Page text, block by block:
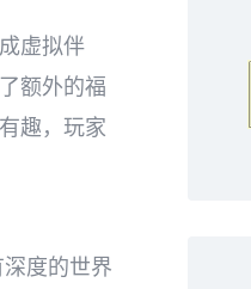
虚拟伴
额外的福
趣，玩家
度的世界